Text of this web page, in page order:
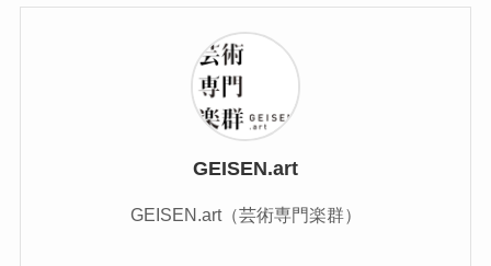
GEISEN.art
GEISEN.art（芸術専門楽群）